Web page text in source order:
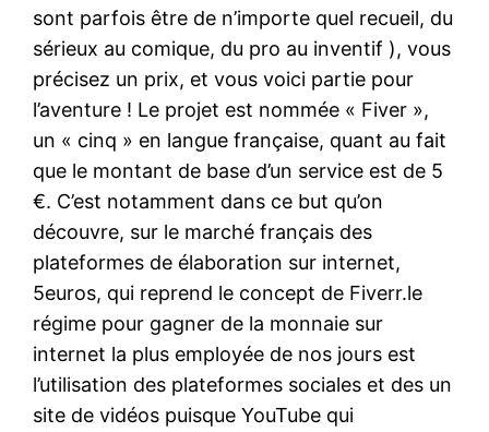
sont parfois être de n’importe quel recueil, du
sérieux au comique, du pro au inventif ), vous
précisez un prix, et vous voici partie pour
l’aventure ! Le projet est nommée « Fiver »,
un « cinq » en langue française, quant au fait
que le montant de base d’un service est de 5
€. C’est notamment dans ce but qu’on
découvre, sur le marché français des
plateformes de élaboration sur internet,
5euros, qui reprend le concept de Fiverr.le
régime pour gagner de la monnaie sur
internet la plus employée de nos jours est
l’utilisation des plateformes sociales et des un
site de vidéos puisque YouTube qui